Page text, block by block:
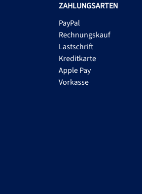
ZAHLUNGSARTEN
PayPal
Rechnungskauf
Lastschrift
Kreditkarte
Apple Pay
Vorkasse